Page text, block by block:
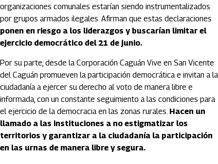
organizaciones comunales estarían siendo instrumentalizados
por grupos armados ilegales. Afirman que estas declaraciones
ponen en riesgo a los liderazgos y buscarían limitar el
ejercicio democrático del 21 de junio.
Por su parte, desde la Corporación Caguán Vive en San Vicente
del Caguán promueven la participación democrática e invitan a la
ciudadanía a ejercer su derecho al voto de manera libre e
informada, con un constante seguimiento a las condiciones para
el ejercicio de la democracia en las zonas rurales. Hacen un
llamado a las instituciones a no estigmatizar los
territorios y garantizar a la ciudadanía la participación
en las urnas de manera libre y segura.